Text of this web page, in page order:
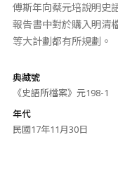
傅斯年向蔡元培說明史
報告書中對於購入明清
等大計劃都有所規劃。
典藏號
《史語所檔案》元198-1
年代
民國17年11月30日